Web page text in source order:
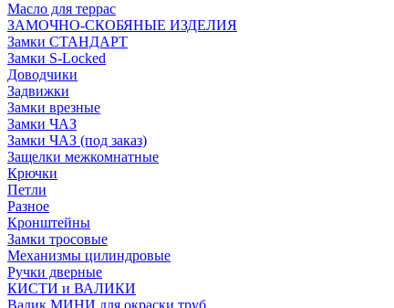
Масло для террас
ЗАМОЧНО-СКОБЯНЫЕ ИЗДЕЛИЯ
Замки СТАНДАРТ
Замки S-Locked
Доводчики
Задвижки
Замки врезные
Замки ЧАЗ
Замки ЧАЗ (под заказ)
Защелки межкомнатные
Крючки
Петли
Разное
Кронштейны
Замки тросовые
Механизмы цилиндровые
Ручки дверные
КИСТИ и ВАЛИКИ
Валик МИНИ для окраски труб